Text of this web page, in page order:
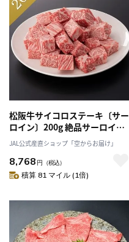
松阪牛サイコロステーキ〔サー
ロイン〕200g 絶品サーロイン
を一口サイズに！「まるよし」
送料無料
JAL公式産直ショップ「空からお届け」
8,768 円 （税込）
積算 81 マイル (1倍)